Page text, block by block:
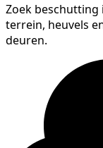
Zoek beschutting
terrein, heuvels
deuren.